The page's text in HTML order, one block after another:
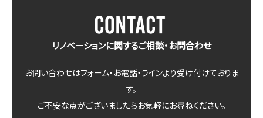
リノベーションに関するご相談・お問合わせ
お問い合わせはフォーム・お電話・ラインより受け付けておりま
す。
ご不安な点がございましたらお気軽にお尋ねください。